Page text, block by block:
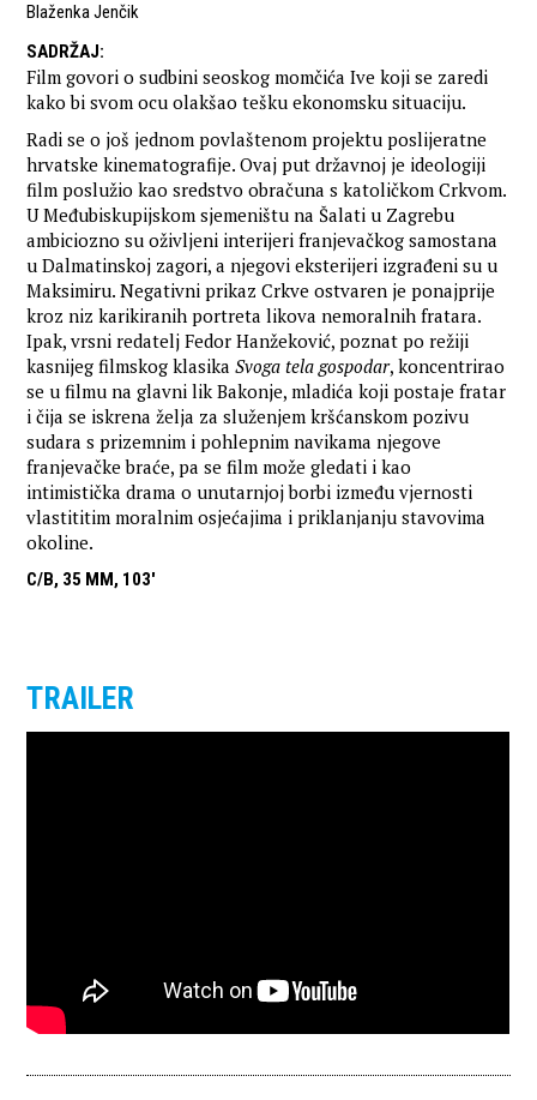
Blaženka Jenčik
SADRŽAJ:
Film govori o sudbini seoskog momčića Ive koji se zaredi
kako bi svom ocu olakšao tešku ekonomsku situaciju.
Radi se o još jednom povlaštenom projektu poslijeratne
hrvatske kinematografije. Ovaj put državnoj je ideologiji
film poslužio kao sredstvo obračuna s katoličkom Crkvom.
U Međubiskupijskom sjemeništu na Šalati u Zagrebu
ambiciozno su oživljeni interijeri franjevačkog samostana
u Dalmatinskoj zagori, a njegovi eksterijeri izgrađeni su u
Maksimiru. Negativni prikaz Crkve ostvaren je ponajprije
kroz niz karikiranih portreta likova nemoralnih fratara.
Ipak, vrsni redatelj Fedor Hanžeković, poznat po režiji
kasnijeg filmskog klasikaSvoga tela gospodar, koncentrirao
se u filmu na glavni lik Bakonje, mladića koji postaje fratar
i čija se iskrena želja za služenjem kršćanskom pozivu
sudara s prizemnim i pohlepnim navikama njegove
franjevačke braće, pa se film može gledati i kao
intimistička drama o unutarnjoj borbi između vjernosti
vlastititim moralnim osjećajima i priklanjanju stavovima
okoline.
C/B, 35 MM, 103'
TRAILER